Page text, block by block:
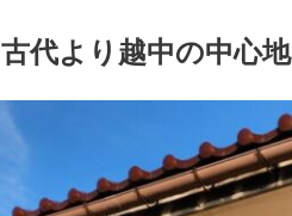
古代より越中の中心地